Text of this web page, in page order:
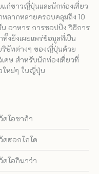
แก่ชาวญี่ปุ่นและนักท่องเที่ยว
ลากหลายครอบคลุมถึง 10
น อาหาร การชอปปิง วิธีการ
งยังเผยแพร่ข้อมูลที่เป็น
ริษัทต่างๆ ของญี่ปุ่นด้วย
ศษ สำหรับนักท่องเที่ยวที่
ใหม่ๆ ในญี่ปุ่น
ดโอซาก้า
ดฮอกไกโด
ดโอกินาว่า